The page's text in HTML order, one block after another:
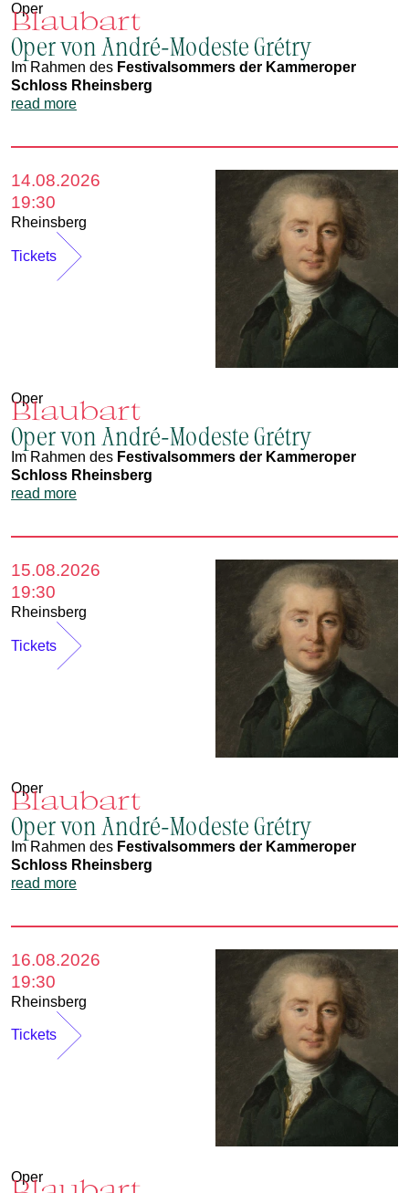
Oper
Blaubart
Oper von André-Modeste Grétry
Im Rahmen des Festivalsommers der Kammeroper
Schloss Rheinsberg
read more
14.08.2026
19:30
Rheinsberg
Tickets
Oper
Blaubart
Oper von André-Modeste Grétry
Im Rahmen des Festivalsommers der Kammeroper
Schloss Rheinsberg
read more
15.08.2026
19:30
Rheinsberg
Tickets
Oper
Blaubart
Oper von André-Modeste Grétry
Im Rahmen des Festivalsommers der Kammeroper
Schloss Rheinsberg
read more
16.08.2026
19:30
Rheinsberg
Tickets
Oper